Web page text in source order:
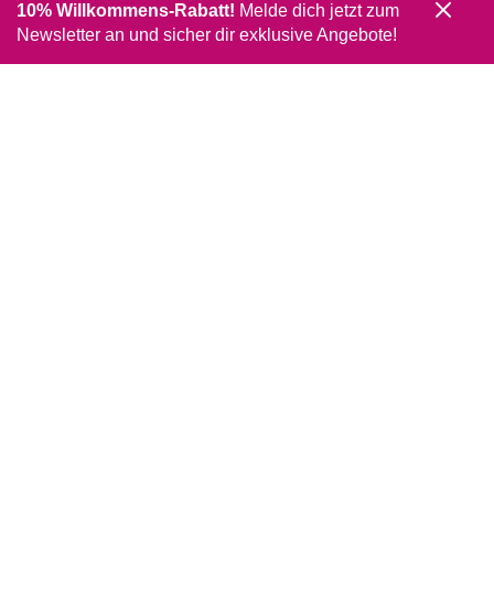
10% Willkommens-Rabatt! Melde dich jetzt zum
Newsletter an und sicher dir exklusive Angebote!